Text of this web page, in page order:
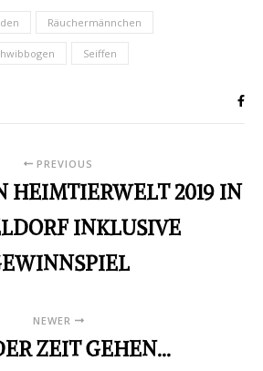
Räuchermännchen
Seiffen
PREVIOUS
HEIMTIERWELT 2019 IN
INKLUSIVE
NEWER
ZEIT GEHEN...